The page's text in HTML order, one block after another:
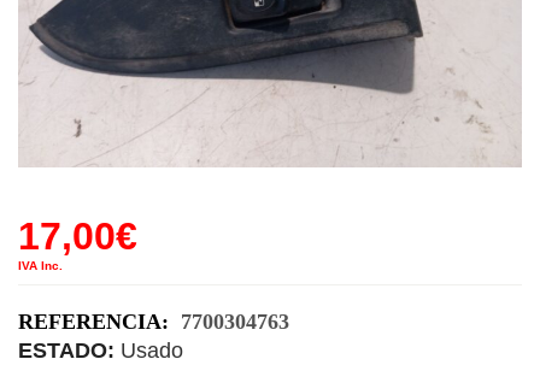
17,00€
IVA Inc.
REFERENCIA: 7700304763
ESTADO: Usado